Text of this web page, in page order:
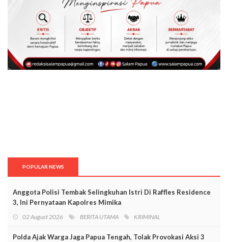
POPULAR NEWS
Anggota Polisi Tembak Selingkuhan Istri Di Raffles Residence
3, Ini Pernyataan Kapolres Mimika
02 August 2026 BERITA UTAMA KRIMINAL
Polda Ajak Warga Jaga Papua Tengah, Tolak Provokasi Aksi 3